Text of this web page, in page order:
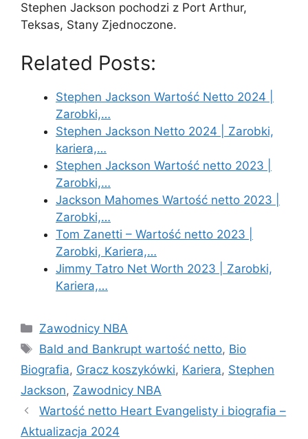
Stephen Jackson pochodzi z Port Arthur,
Teksas, Stany Zjednoczone.
Related Posts:
Stephen Jackson Wartość Netto 2024 |
Zarobki,…
Stephen Jackson Netto 2024 | Zarobki,
kariera,…
Stephen Jackson Wartość netto 2023 |
Zarobki,…
Jackson Mahomes Wartość netto 2023 |
Zarobki,…
Tom Zanetti – Wartość netto 2023 |
Zarobki, Kariera,…
Jimmy Tatro Net Worth 2023 | Zarobki,
Kariera,…
Categories
Zawodnicy NBA
Tags
Bald and Bankrupt wartość netto, Bio
Biografia, Gracz koszykówki, Kariera, Stephen
Jackson, Zawodnicy NBA
Wartość netto Heart Evangelisty i biografia –
Aktualizacja 2024